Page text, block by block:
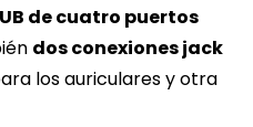
de cuatro puertos
dos conexiones jack
los auriculares y otra